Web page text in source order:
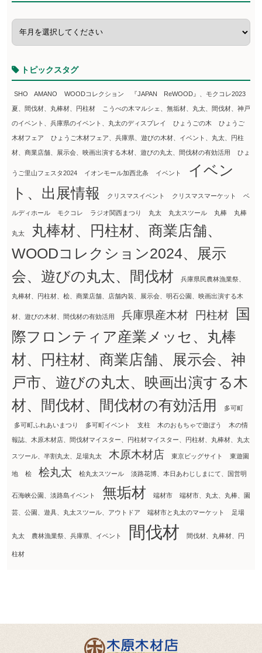
トピックスタグ
SHO AMANO WOODコレクション 『JAPAN ReWOOD』、モクコレ2023
夏、間伐材、丸棒材、円柱材 こうべの木マルシェ、無垢材、丸太、間伐材、神戸
のイベント、兵庫県のイベント、丸太のディスプレイ ひょうごの木 ひょうご
木材フェア ひょうご木材フェア、兵庫県、遊びの木材、イベント、丸太、円柱
材、商業店舗、展示会、映画出演する木材、遊びの丸太、間伐材の有効活用 ひょ
うご里山フェスタ2024 イオンモール加西北条 イベント
イベン
ト、出展情報
クリスマスイベント クリスマスマーケット ベ
ルディホール モクコレ ラジオ関西まつり 丸太 丸太スツール 丸棒 丸棒
丸太
丸棒材、円柱材、商業店舗、
WOODコレクション2024、展示
会、遊びの丸太、間伐材
兵庫県民農林漁業祭、
丸棒材、円柱材、桧、商業店舗、店舗内装、展示会、明石公園、映画出演する木
材、遊びの木材、間伐材の有効活用 兵庫県産木材 円柱材
国
際フロンティア産業メッセ、丸棒
材、円柱材、商業店舗、展示会、神
戸市、遊びの丸太、映画出演する木
材、間伐材、間伐材の有効活用
多可町
多可町ふれあいまつり 多可町イベント 支柱 木のおもちゃで遊ぼう 木の情
報誌、木原木材店、間伐材マイスター、円柱材マイスター、円柱材、丸棒材、丸太
スツール、半割丸太、足場丸太 木原木材店 東京ビッグサイト 東遊園
地 桧 桧丸太 桧丸太スツール 淡路花博、本日あわじしまにて、国営明
石海峡公園、淡路島イベント 無垢材 端材市 端材市、丸太、丸棒、園
芸、公園、遊具、丸太スツール、アウトドア 端材市と丸太のマーケット 足場
丸太 農林漁業祭、兵庫県、イベント 間伐材 間伐材、丸棒材、円
柱材